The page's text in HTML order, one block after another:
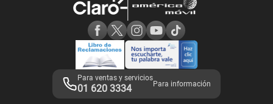
Adquirientes iPhone 6, 6S y SE
Mensaje de Seguridad
Términos y Condiciones de Tienda Claro
Libro de Reclamaciones
Legales de marketplace
Para ventas y servicios
01 620 3334 Para información